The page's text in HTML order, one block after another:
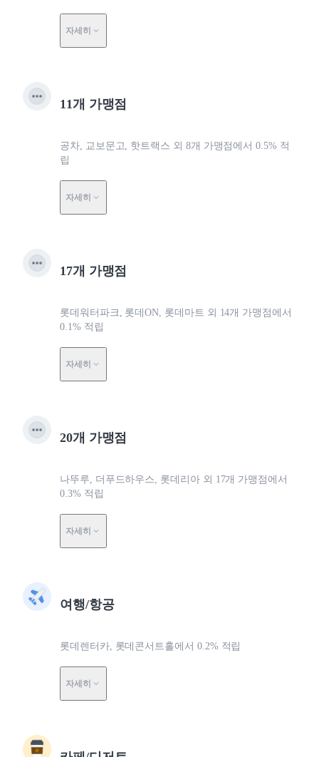
자세히
11개 가맹점
공차, 교보문고, 핫트랙스 외 8개 가맹점에서 0.5% 적
립
자세히
17개 가맹점
롯데워터파크, 롯데ON, 롯데마트 외 14개 가맹점에서
0.1% 적립
자세히
20개 가맹점
나뚜루, 더푸드하우스, 롯데리아 외 17개 가맹점에서
0.3% 적립
자세히
여행/항공
롯데렌터카, 롯데콘서트홀에서 0.2% 적립
자세히